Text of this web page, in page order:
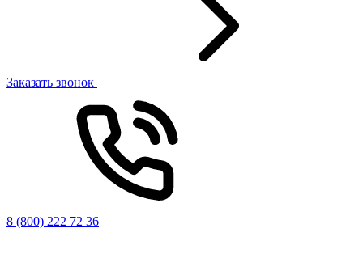
Заказать звонок
8 (800) 222 72 36